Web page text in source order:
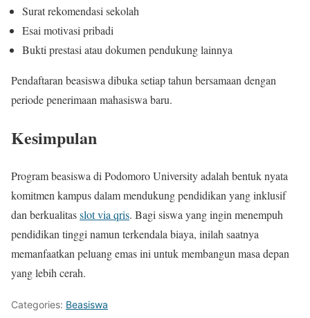
Surat rekomendasi sekolah
Esai motivasi pribadi
Bukti prestasi atau dokumen pendukung lainnya
Pendaftaran beasiswa dibuka setiap tahun bersamaan dengan
periode penerimaan mahasiswa baru.
Kesimpulan
Program beasiswa di Podomoro University adalah bentuk nyata
komitmen kampus dalam mendukung pendidikan yang inklusif
dan berkualitasslot via qris. Bagi siswa yang ingin menempuh
pendidikan tinggi namun terkendala biaya, inilah saatnya
memanfaatkan peluang emas ini untuk membangun masa depan
yang lebih cerah.
Categories: Beasiswa